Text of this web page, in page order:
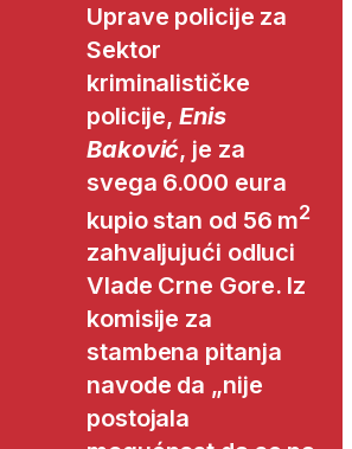
Uprave policije za
Sektor
kriminalističke
policije,Enis
Baković, je za
svega 6.000 eura
kupio stan od 56 m2
zahvaljujući odluci
Vlade Crne Gore. Iz
komisije za
stambena pitanja
navode da „nije
postojala